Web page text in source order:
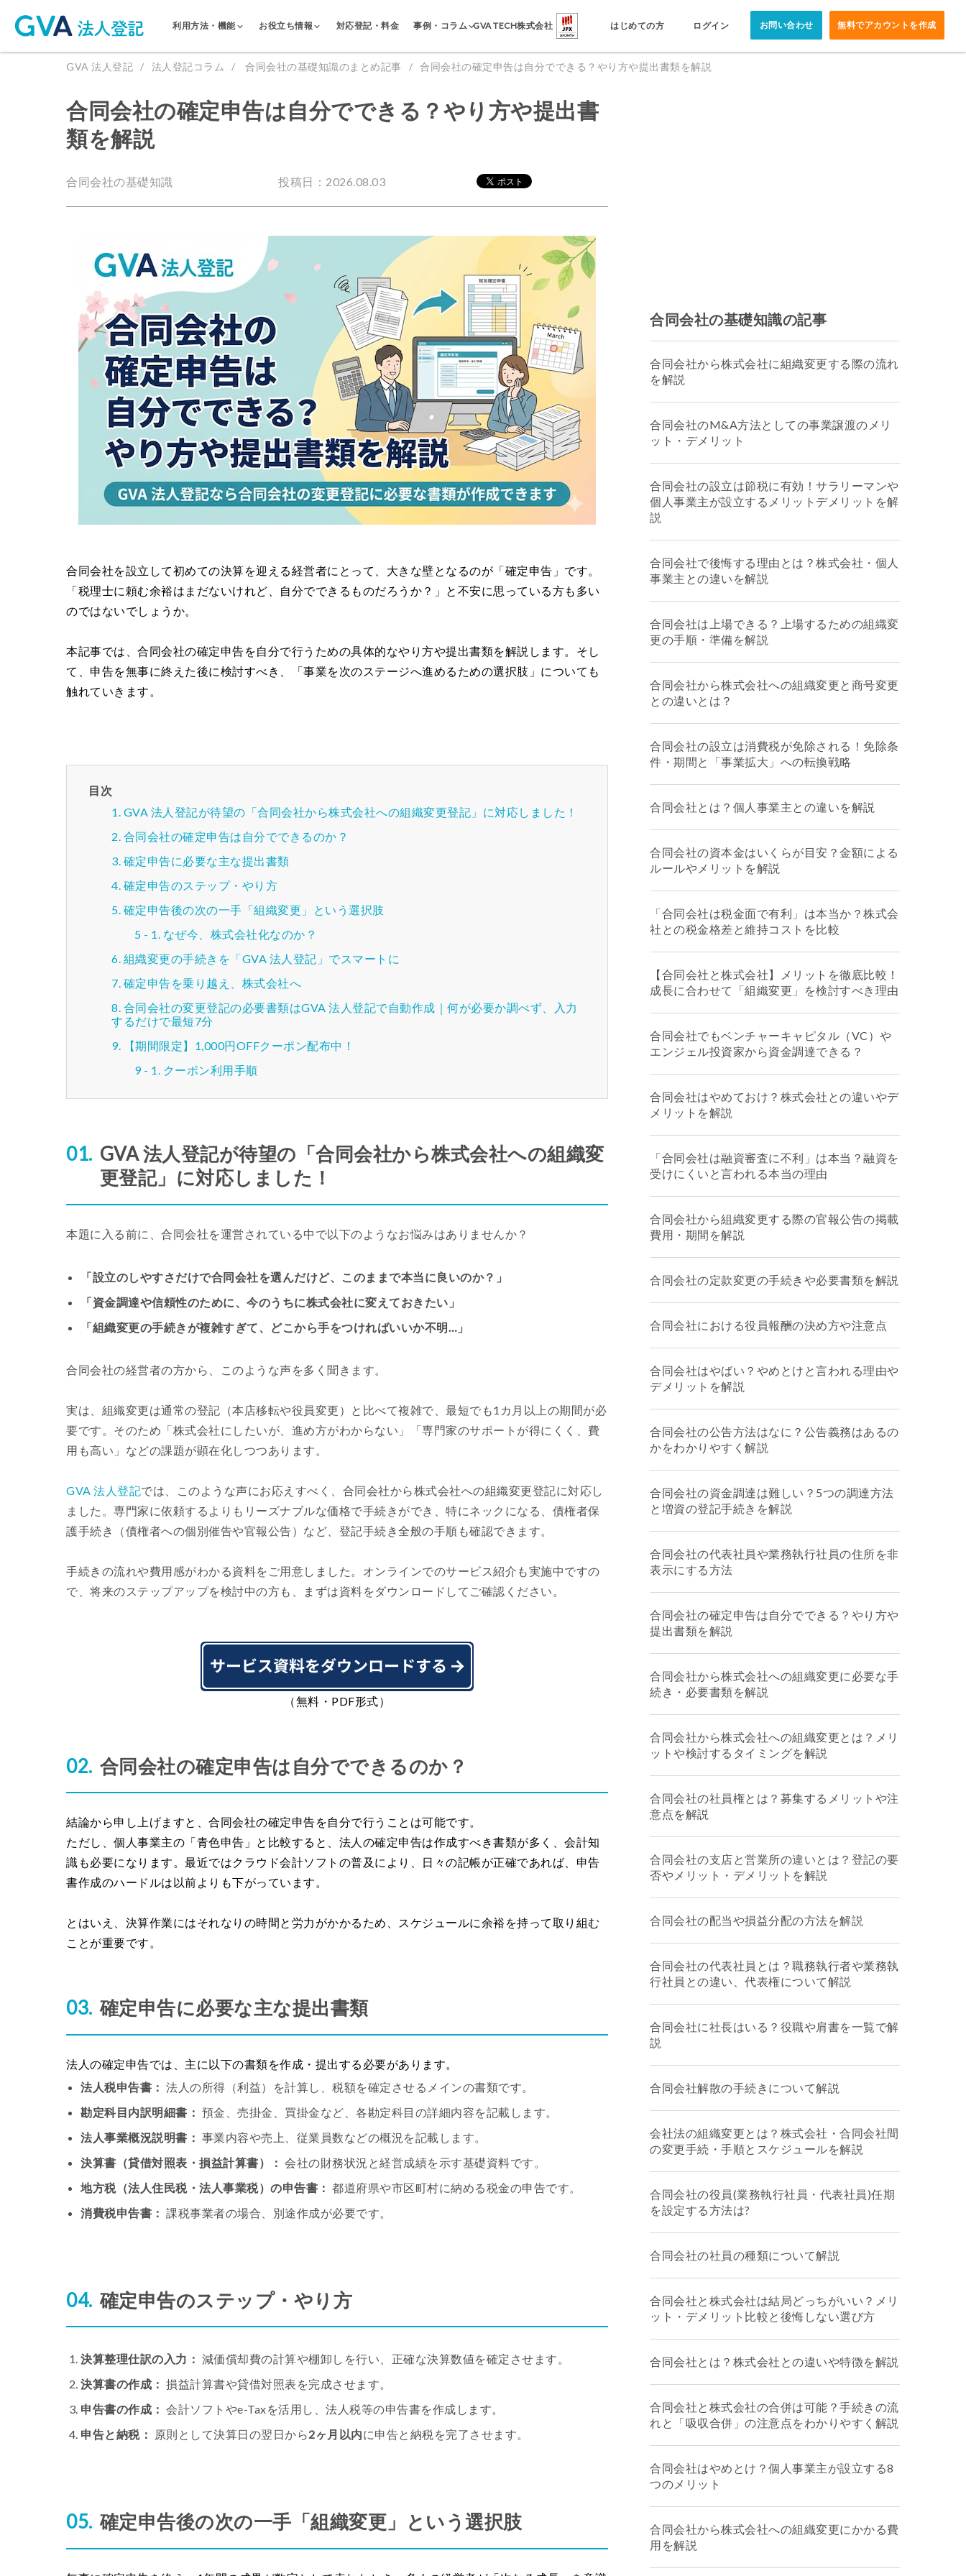
利用方法・機能 お役立ち情報 対応登記・料金 事例・コラム GVA TECH株式会社 はじめての方 ログイン お問い合わせ 無料でアカウントを作成
GVA 法人登記 法人登記コラム 合同会社の基礎知識のまとめ記事 合同会社の確定申告は自分でできる？やり方や提出書類を解説
合同会社の確定申告は自分でできる？やり方や提出書
類を解説
合同会社の基礎知識 投稿日：2026.08.03
合同会社を設立して初めての決算を迎える経営者にとって、大きな壁となるのが「確定申告」です。
「税理士に頼む余裕はまだないけれど、自分でできるものだろうか？」と不安に思っている方も多い
のではないでしょうか。
本記事では、合同会社の確定申告を自分で行うための具体的なやり方や提出書類を解説します。そし
て、申告を無事に終えた後に検討すべき、「事業を次のステージへ進めるための選択肢」についても
触れていきます。
目次
GVA 法人登記が待望の「合同会社から株式会社への組織変更登記」に対応しました！
合同会社の確定申告は自分でできるのか？
確定申告に必要な主な提出書類
確定申告のステップ・やり方
確定申告後の次の一手「組織変更」という選択肢
なぜ今、株式会社化なのか？
組織変更の手続きを「GVA 法人登記」でスマートに
確定申告を乗り越え、株式会社へ
合同会社の変更登記の必要書類はGVA 法人登記で自動作成｜何が必要か調べず、入力
するだけで最短7分
【期間限定】1,000円OFFクーポン配布中！
クーポン利用手順
GVA 法人登記が待望の「合同会社から株式会社への組織変
更登記」に対応しました！
本題に入る前に、合同会社を運営されている中で以下のようなお悩みはありませんか？
「設立のしやすさだけで合同会社を選んだけど、このままで本当に良いのか？」
「資金調達や信頼性のために、今のうちに株式会社に変えておきたい」
「組織変更の手続きが複雑すぎて、どこから手をつければいいか不明…」
合同会社の経営者の方から、このような声を多く聞きます。
実は、組織変更は通常の登記（本店移転や役員変更）と比べて複雑で、最短でも1カ月以上の期間が必
要です。そのため「株式会社にしたいが、進め方がわからない」「専門家のサポートが得にくく、費
用も高い」などの課題が顕在化しつつあります。
GVA 法人登記では、このような声にお応えすべく、合同会社から株式会社への組織変更登記に対応し
ました。専門家に依頼するよりもリーズナブルな価格で手続きができ、特にネックになる、債権者保
護手続き（債権者への個別催告や官報公告）など、登記手続き全般の手順も確認できます。
手続きの流れや費用感がわかる資料をご用意しました。オンラインでのサービス紹介も実施中ですの
で、将来のステップアップを検討中の方も、まずは資料をダウンロードしてご確認ください。
（無料・PDF形式）
合同会社の確定申告は自分でできるのか？
結論から申し上げますと、合同会社の確定申告を自分で行うことは可能です。
ただし、個人事業主の「青色申告」と比較すると、法人の確定申告は作成すべき書類が多く、会計知
識も必要になります。最近ではクラウド会計ソフトの普及により、日々の記帳が正確であれば、申告
書作成のハードルは以前よりも下がっています。
とはいえ、決算作業にはそれなりの時間と労力がかかるため、スケジュールに余裕を持って取り組む
ことが重要です。
確定申告に必要な主な提出書類
法人の確定申告では、主に以下の書類を作成・提出する必要があります。
法人税申告書： 法人の所得（利益）を計算し、税額を確定させるメインの書類です。
勘定科目内訳明細書： 預金、売掛金、買掛金など、各勘定科目の詳細内容を記載します。
法人事業概況説明書： 事業内容や売上、従業員数などの概況を記載します。
決算書（貸借対照表・損益計算書）： 会社の財務状況と経営成績を示す基礎資料です。
地方税（法人住民税・法人事業税）の申告書： 都道府県や市区町村に納める税金の申告です。
消費税申告書： 課税事業者の場合、別途作成が必要です。
確定申告のステップ・やり方
決算整理仕訳の入力： 減価償却費の計算や棚卸しを行い、正確な決算数値を確定させます。
決算書の作成： 損益計算書や貸借対照表を完成させます。
申告書の作成： 会計ソフトやe-Taxを活用し、法人税等の申告書を作成します。
申告と納税：
原則として決算日の翌日から2ヶ月以内に申告と納税を完了させます。
確定申告後の次の一手「組織変更」という選択肢
合同会社の基礎知識の記事
合同会社から株式会社に組織変更する際の流れ
を解説
合同会社のM&A方法としての事業譲渡のメリ
ット・デメリット
合同会社の設立は節税に有効！サラリーマンや
個人事業主が設立するメリットデメリットを解
説
合同会社で後悔する理由とは？株式会社・個人
事業主との違いを解説
合同会社は上場できる？上場するための組織変
更の手順・準備を解説
合同会社から株式会社への組織変更と商号変更
との違いとは？
合同会社の設立は消費税が免除される！免除条
件・期間と「事業拡大」への転換戦略
合同会社とは？個人事業主との違いを解説
合同会社の資本金はいくらが目安？金額による
ルールやメリットを解説
「合同会社は税金面で有利」は本当か？株式会
社との税金格差と維持コストを比較
【合同会社と株式会社】メリットを徹底比較！
成長に合わせて「組織変更」を検討すべき理由
合同会社でもベンチャーキャピタル（VC）や
エンジェル投資家から資金調達できる？
合同会社はやめておけ？株式会社との違いやデ
メリットを解説
「合同会社は融資審査に不利」は本当？融資を
受けにくいと言われる本当の理由
合同会社から組織変更する際の官報公告の掲載
費用・期間を解説
合同会社の定款変更の手続きや必要書類を解説
合同会社における役員報酬の決め方や注意点
合同会社はやばい？やめとけと言われる理由や
デメリットを解説
合同会社の公告方法はなに？公告義務はあるの
かをわかりやすく解説
合同会社の資金調達は難しい？5つの調達方法
と増資の登記手続きを解説
合同会社の代表社員や業務執行社員の住所を非
表示にする方法
合同会社の確定申告は自分でできる？やり方や
提出書類を解説
合同会社から株式会社への組織変更に必要な手
続き・必要書類を解説
合同会社から株式会社への組織変更とは？メリ
ットや検討するタイミングを解説
合同会社の社員権とは？募集するメリットや注
意点を解説
合同会社の支店と営業所の違いとは？登記の要
否やメリット・デメリットを解説
合同会社の配当や損益分配の方法を解説
合同会社の代表社員とは？職務執行者や業務執
行社員との違い、代表権について解説
合同会社に社長はいる？役職や肩書を一覧で解
説
合同会社解散の手続きについて解説
会社法の組織変更とは？株式会社・合同会社間
の変更手続・手順とスケジュールを解説
合同会社の役員(業務執行社員・代表社員)任期
を設定する方法は?
合同会社の社員の種類について解説
合同会社と株式会社は結局どっちがいい？メリ
ット・デメリット比較と後悔しない選び方
合同会社とは？株式会社との違いや特徴を解説
合同会社と株式会社の合併は可能？手続きの流
れと「吸収合併」の注意点をわかりやすく解説
合同会社はやめとけ？個人事業主が設立する8
つのメリット
合同会社から株式会社への組織変更にかかる費
用を解説